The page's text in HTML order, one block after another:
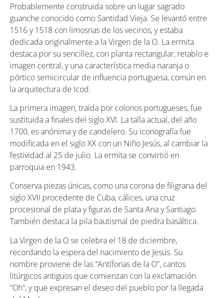
Probablemente construida sobre un lugar sagrado
guanche conocido como Santidad Vieja. Se levantó entre
1516 y 1518 con limosnas de los vecinos, y estaba
dedicada originalmente a la Virgen de la O. La ermita
destaca por su sencillez, con planta rectangular, retablo e
imagen central, y una característica media naranja o
pórtico semicircular de influencia portuguesa, común en
la arquitectura de Icod.
La primera imagen, traída por colonos portugueses, fue
sustituida a finales del siglo XVI. La talla actual, del año
1700, es anónima y de candelero. Su iconografía fue
modificada en el siglo XX con un Niño Jesús, al cambiar la
festividad al 25 de julio. La ermita se convirtió en
parroquia en 1943.
Conserva piezas únicas, como una corona de filigrana del
siglo XVII procedente de Cuba, cálices, una cruz
procesional de plata y figuras de Santa Ana y Santiago.
También destaca la pila bautismal de piedra basáltica.
La Virgen de la O se celebra el 18 de diciembre,
recordando la espera del nacimiento de Jesús. Su
nombre proviene de las “Antífonas de la O”, cantos
litúrgicos antiguos que comienzan con la exclamación
“Oh”, y que expresan el deseo del pueblo por la llegada